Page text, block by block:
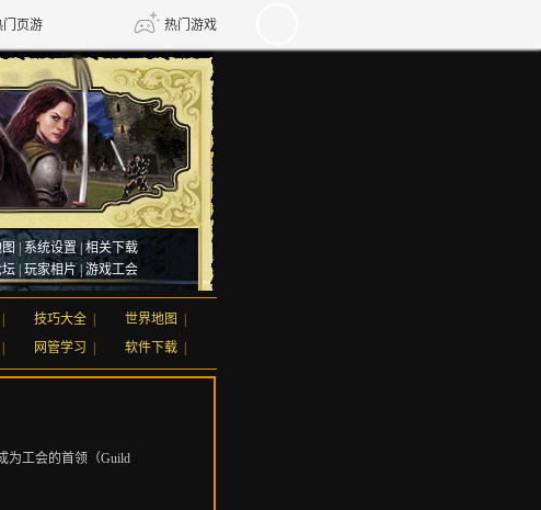
门页游 热门游戏
魔兽 DNF 传奇4
天堂 剑网3旗舰版 新天龙八部
王权与自由 诛仙世界 仙剑世界
系统设置| 相关下载
|玩家相片 |游戏工会
技巧大全 世界地图
网管学习 软件下载
为工会的首领（Guild